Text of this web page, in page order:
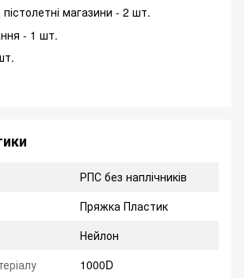
пістолетні магазини - 2 шт.
- 1 шт.
РПС без наплічників
Пряжка Пластик
Нейлон
1000D